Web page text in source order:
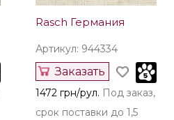
Rasch Германия
Артикул: 944334
Заказать
1472 грн/рул. Под заказ,
срок поставки до 1,5